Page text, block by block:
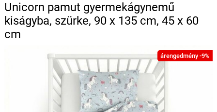
Unicorn pamut gyermekágynemű
kiságyba, szürke, 90 x 135 cm, 45 x 60
cm
árengedmény -9%